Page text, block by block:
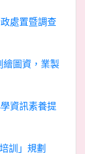
處置暨調查
繪圖資，業製
資訊素養提
訓」規劃